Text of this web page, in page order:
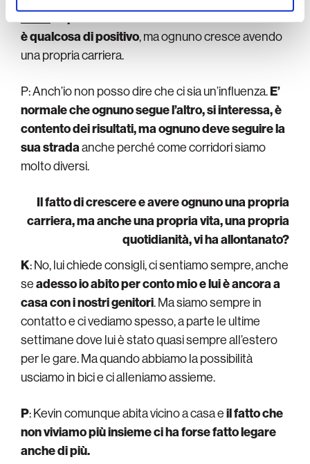
è qualcosa di positivo, ma ognuno cresce avendo
una propria carriera.
P: Anch’io non posso dire che ci sia un’influenza.E’
normale che ognuno segue l’altro, si interessa, è
contento dei risultati, ma ognuno deve seguire la
sua stradaanche perché come corridori siamo
molto diversi.
Il fatto di crescere e avere ognuno una propria
carriera, ma anche una propria vita, una propria
quotidianità, vi ha allontanato?
K: No, lui chiede consigli, ci sentiamo sempre, anche
seadesso io abito per conto mio e lui è ancora a
casa con i nostri genitori. Ma siamo sempre in
contatto e ci vediamo spesso, a parte le ultime
settimane dove lui è stato quasi sempre all’estero
per le gare. Ma quando abbiamo la possibilità
usciamo in bici e ci alleniamo assieme.
P: Kevin comunque abita vicino a casa eil fatto che
non viviamo più insieme ci ha forse fatto legare
anche di più.